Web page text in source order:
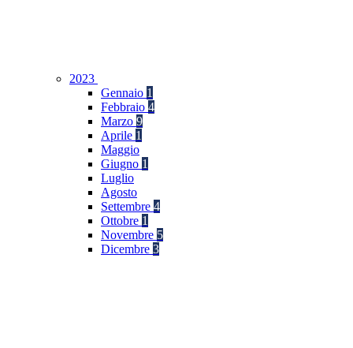
2023
Gennaio 1
Febbraio 4
Marzo 9
Aprile 1
Maggio
Giugno 1
Luglio
Agosto
Settembre 4
Ottobre 1
Novembre 5
Dicembre 3